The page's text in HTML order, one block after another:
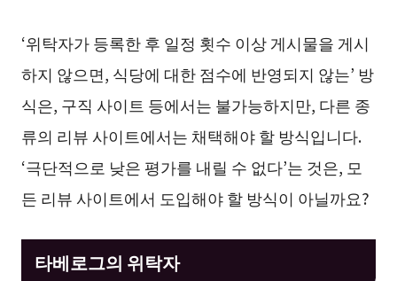
‘위탁자가 등록한 후 일정 횟수 이상 게시물을 게시
하지 않으면, 식당에 대한 점수에 반영되지 않는’ 방
식은, 구직 사이트 등에서는 불가능하지만, 다른 종
류의 리뷰 사이트에서는 채택해야 할 방식입니다.
‘극단적으로 낮은 평가를 내릴 수 없다’는 것은, 모
든 리뷰 사이트에서 도입해야 할 방식이 아닐까요?
타베로그의 위탁자